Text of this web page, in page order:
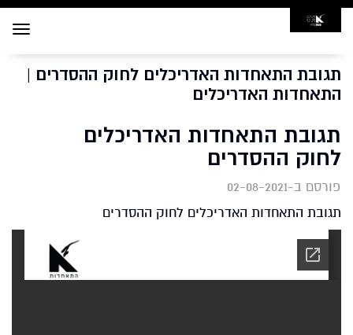
Toggle
תגובת התאחדות האדריכלים לחוק ההסדרים |
התאחדות האדריכלים
תגובת התאחדות האדריכלים
לחוק ההסדרים
פורסם ב-02-08-2021
תגובת התאחדות האדריכלים לחוק ההסדרים